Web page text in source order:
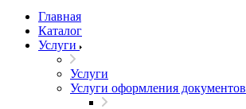
Главная
Каталог
Услуги
Услуги
Услуги оформления документов